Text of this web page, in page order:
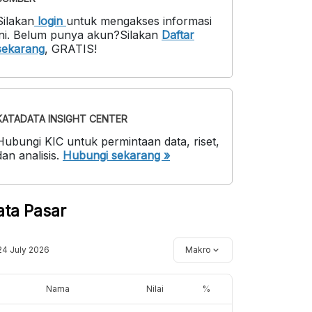
login untuk mengakses informasi
. Belum punya akun?Silakan Daftar
, GRATIS!
INSIGHT CENTER
KIC untuk permintaan data, riset,
analisis. Hubungi sekarang »
Pasar
July 2026 Makro
Nama Nilai %